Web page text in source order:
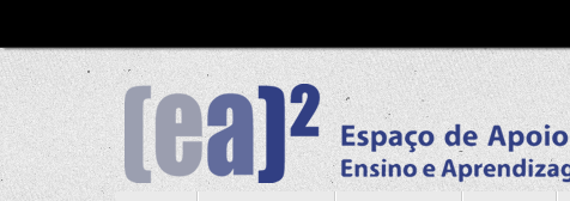
para
conteúdo